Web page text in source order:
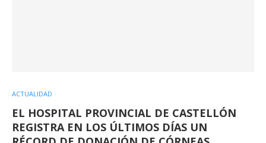
ACTUALIDAD
EL HOSPITAL PROVINCIAL DE CASTELLÓN
REGISTRA EN LOS ÚLTIMOS DÍAS UN